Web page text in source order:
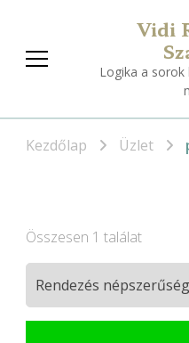
Vidi
Logika a
Kezdőlap Üzlet
Összesen 1 találat